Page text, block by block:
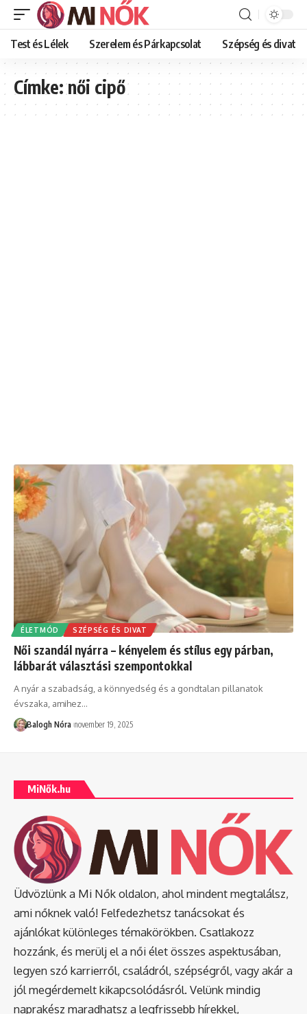
Test és Lélek Szerelem és Párkapcsolat Szépség és divat
Címke:női cipő
ÉLETMÓD SZÉPSÉG ÉS DIVAT
Női szandál nyárra – kényelem és stílus egy párban,
lábbarát választási szempontokkal
A nyár a szabadság, a könnyedség és a gondtalan pillanatok
évszaka, amihez…
Balogh Nóra november 19, 2025
MiNők.hu
Üdvözlünk a Mi Nők oldalon, ahol mindent megtalálsz,
ami nőknek való! Felfedezhetsz tanácsokat és
ajánlókat különleges témakörökben. Csatlakozz
hozzánk, és merülj el a női élet összes aspektusában,
legyen szó karrierről, családról, szépségről, vagy akár a
jól megérdemelt kikapcsolódásról. Velünk mindig
naprakész maradhatsz a legfrissebb hírekkel,